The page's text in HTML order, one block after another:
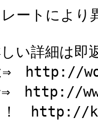
ートにより
細は即返
⇒ http://
⇒ http://
！